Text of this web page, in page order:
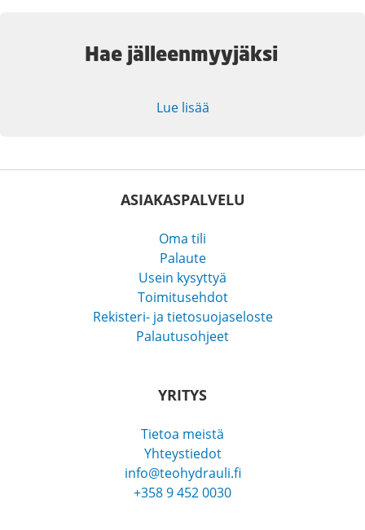
Hae jälleenmyyjäksi
Lue lisää
ASIAKASPALVELU
Oma tili
Palaute
Usein kysyttyä
Toimitusehdot
Rekisteri- ja tietosuojaseloste
Palautusohjeet
YRITYS
Tietoa meistä
Yhteystiedot
info@teohydrauli.fi
+358 9 452 0030